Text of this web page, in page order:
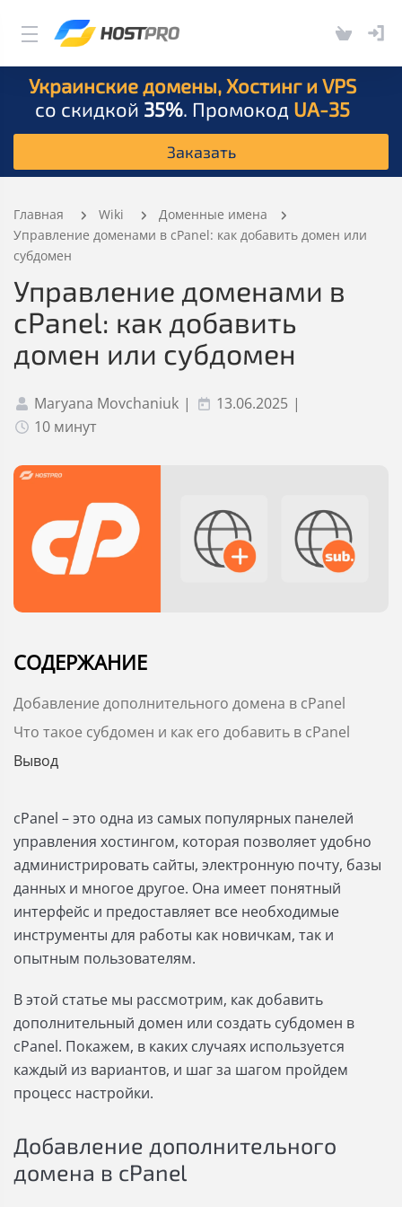
Украинские домены, Хостинг и VPS
со скидкой 35%. Промокод UA-35
Заказать
Главная Wiki
Доменные имена
Управление доменами в cPanel: как добавить домен или
субдомен
Управление доменами в
cPanel: как добавить
домен или субдомен
Maryana Movchaniuk | 13.06.2025 |
10 минут
СОДЕРЖАНИЕ
Добавление дополнительного домена в cPanel
Что такое субдомен и как его добавить в cPanel
Вывод
cPanel – это одна из самых популярных панелей
управления хостингом, которая позволяет удобно
администрировать сайты, электронную почту, базы
данных и многое другое. Она имеет понятный
интерфейс и предоставляет все необходимые
инструменты для работы как новичкам, так и
опытным пользователям.
В этой статье мы рассмотрим, как добавить
дополнительный домен или создать субдомен в
cPanel. Покажем, в каких случаях используется
каждый из вариантов, и шаг за шагом пройдем
процесс настройки.
Добавление дополнительного
домена в cPanel